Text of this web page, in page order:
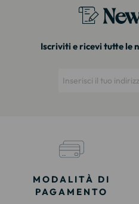
Iscriviti e ricevi tutte le
MODALITÀ DI
PAGAMENTO